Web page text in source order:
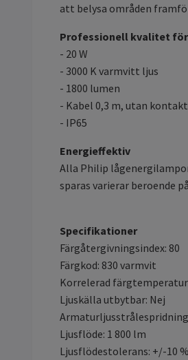
att belysa områden
Professionell kvalitet
- 20 W
- 3000 K varmvitt ljus
- 1800 lumen
- Kabel 0,3 m, utan kontakt
- IP65
Energieffektiv
Alla Philip
sparas varierar beroende
Specifikationer
Färgåtergivningsindex: 80
Färgkod: 830 varmvit
Korrelerad färgtemperatur
Ljuskälla utbytbar: Nej
Ljusflöde: 1 800 lm
Ljusflödestolerans: +/-10 %